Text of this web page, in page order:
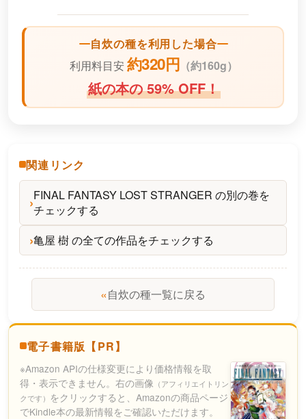
自炊の種を利用した場合
利用料目安 約320円 （約160g）
紙の本の 59% OFF！
関連リンク
FINAL FANTASY LOST STRANGER の別の巻を
チェックする
亀屋 樹 の全ての作品をチェックする
«自炊の種一覧に戻る
電子書籍版【PR】
※Amazon APIの仕様変更により価格情報を取
得・表示できません。右の画像 （アフィリエイトリン
クです） をクリックすると、Amazonの商品ページ
でKindle本の最新情報をご確認いただけます。